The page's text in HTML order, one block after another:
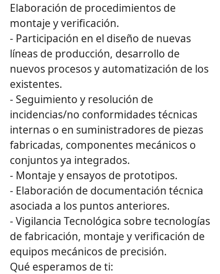
Elaboración de procedimientos de
montaje y verificación.
- Participación en el diseño de nuevas
líneas de producción, desarrollo de
nuevos procesos y automatización de los
existentes.
- Seguimiento y resolución de
incidencias/no conformidades técnicas
internas o en suministradores de piezas
fabricadas, componentes mecánicos o
conjuntos ya integrados.
- Montaje y ensayos de prototipos.
- Elaboración de documentación técnica
asociada a los puntos anteriores.
- Vigilancia Tecnológica sobre tecnologías
de fabricación, montaje y verificación de
equipos mecánicos de precisión.
Qué esperamos de ti: